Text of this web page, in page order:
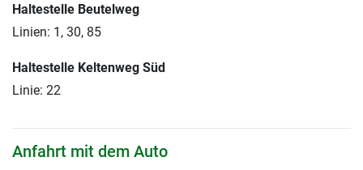
Haltestelle Beutelweg
Linien: 1, 30, 85
Haltestelle Keltenweg Süd
Linie: 22
Anfahrt mit dem Auto